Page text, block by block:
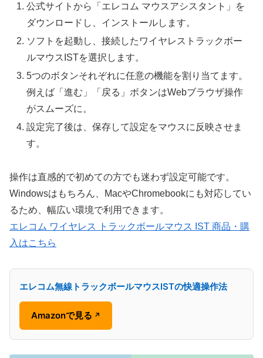
公式サイトから「エレコム マウスアシスタント」を
ダウンロードし、インストールします。
ソフトを起動し、接続したワイヤレストラックボー
ルマウスISTを選択します。
5つのボタンそれぞれに任意の機能を割り当てます。
例えば「進む」「戻る」ボタンはWebブラウザ操作
がスムーズに。
設定完了後は、保存して設定をマウスに反映させま
す。
操作は直感的で初めての方でも迷わず設定可能です。
Windowsはもちろん、MacやChromebookにも対応してい
るため、幅広い環境で利用できます。
エレコム ワイヤレス トラックボールマウス IST 商品・購
入はこちら
エレコム無線トラックボールマウスISTの快適操作法
Amazonで見る ↗